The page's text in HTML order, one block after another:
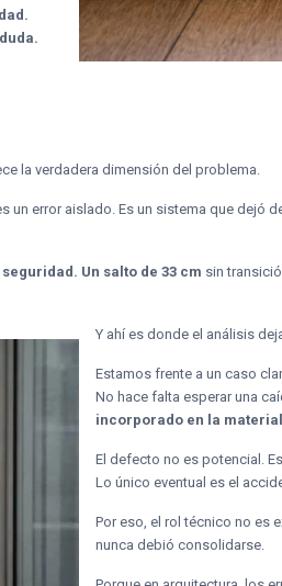
la verdadera dimensión del problema.
error aislado. Es un sistema que dejó
Un salto de 33 cm sin
Y ahí es donde el análisis
Estamos frente a un caso
No hace falta esperar una
incorporado en la
El defecto no es potencial.
Lo único eventual es el
Por eso, el rol técnico no es
nunca debió consolidarse.